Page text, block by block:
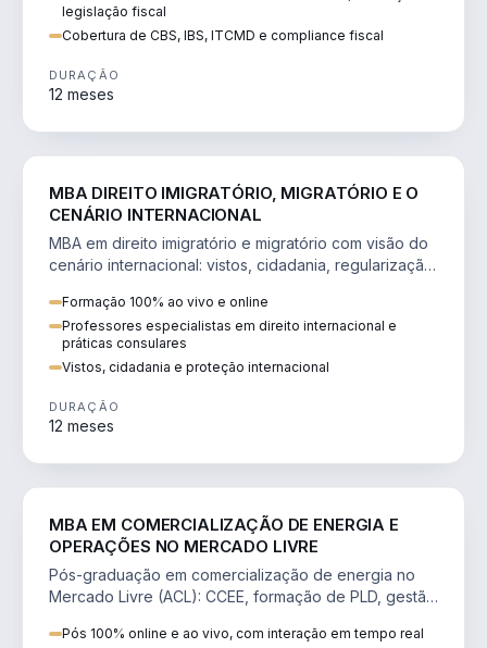
legislação fiscal
Cobertura de CBS, IBS, ITCMD e compliance fiscal
DURAÇÃO
12 meses
MBA DIREITO IMIGRATÓRIO, MIGRATÓRIO E O
CENÁRIO INTERNACIONAL
MBA em direito imigratório e migratório com visão do
cenário internacional: vistos, cidadania, regularização
Formação 100% ao vivo e online
Professores especialistas em direito internacional e
práticas consulares
Vistos, cidadania e proteção internacional
DURAÇÃO
12 meses
MBA EM COMERCIALIZAÇÃO DE ENERGIA E
OPERAÇÕES NO MERCADO LIVRE
Pós-graduação em comercialização de energia no
Mercado Livre (ACL): CCEE, formação de PLD, gestão
Pós 100% online e ao vivo, com interação em tempo real